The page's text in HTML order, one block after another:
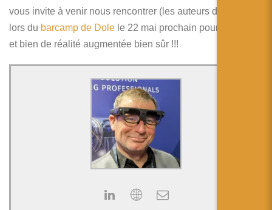
vous invite à venir nous rencontrer (les auteurs de ce blog)
lors du barcamp de Dole le 22 mai prochain pour parler …
et bien de réalité augmentée bien sûr !!!